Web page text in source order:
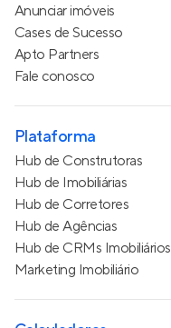
Anunciar imóveis
Cases de Sucesso
Apto Partners
Fale conosco
Plataforma
Hub de Construtoras
Hub de Imobiliárias
Hub de Corretores
Hub de Agências
Hub de CRMs Imobiliários
Marketing Imobiliário